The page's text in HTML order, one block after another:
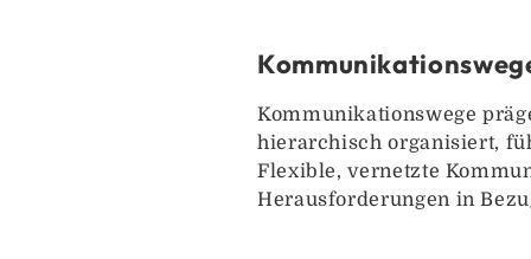
Kommunikationswege
hierarchisch organisiert,
Flexible, vernetzte
Herausforderungen in